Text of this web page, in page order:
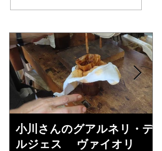
小川さんのグアルネリ・デ
ルジェス ヴァイオリ